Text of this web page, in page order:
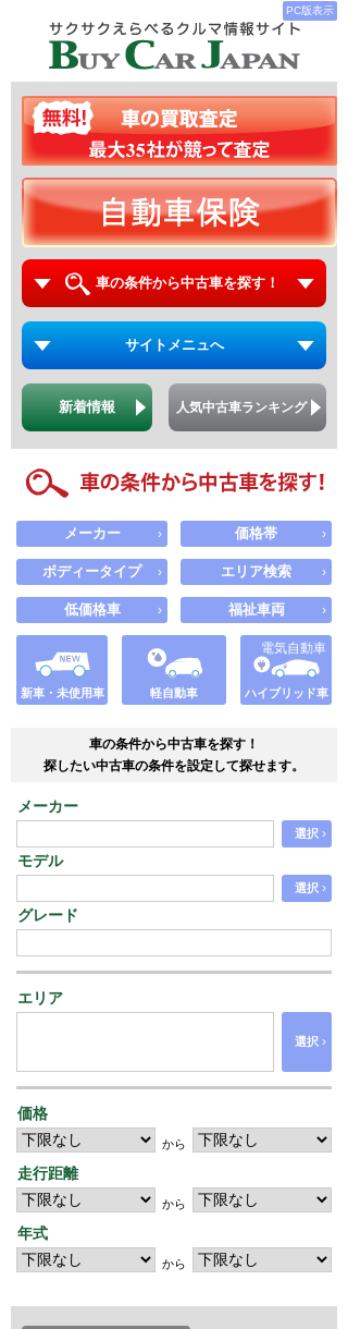
PC版表示
車の条件から中古車を探す！
サイトメニュへ
新着情報 人気中古車ランキング
メーカー › 価格帯 ›
ボディータイプ › エリア検索 ›
低価格車 › 福祉車両 ›
新車・未使用車 軽自動車
電気自動車
ハイブリッド車
車の条件から中古車を探す！
探したい中古車の条件を設定して探せます。
メーカー
選択 ›
モデル
選択 ›
グレード
エリア
選択 ›
価格
から
走行距離
から
年式
から